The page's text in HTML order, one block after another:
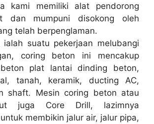
kami memiliki alat pendorong
dan mumpuni disokong oleh
telah berpenglaman.
ialah suatu pekerjaan melubangi
coring beton ini mencakup
plat lantai dinding beton,
tanah, keramik, ducting AC,
shaft. Mesin coring beton atau
juga Core Drill, lazimnya
membikin jalur air, jalur pipa,